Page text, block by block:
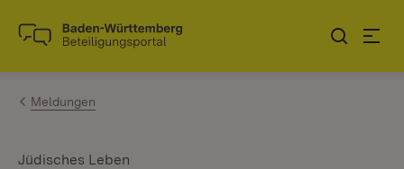
Zum Inhalt springen
Link zur Startseite
Meldungen
Jüdisches Leben